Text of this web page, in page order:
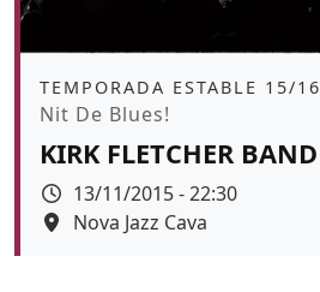
Àmbit
TEMPORADA ESTABLE 15/16
Promoció
Nit De Blues!
KIRK FLETCHER BAND
Data
13/11/2015 - 22:30
Espai
Nova Jazz Cava